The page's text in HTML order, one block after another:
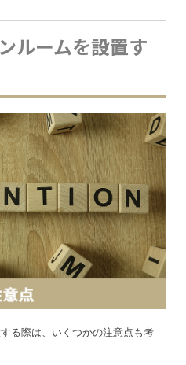
ルームを設置す
る際は、いくつかの注意点も考